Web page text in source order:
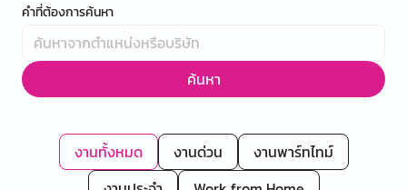
คำที่ต้องการค้นหา
ค้นหา
งานทั้งหมด งานด่วน
งานพาร์ทไทม์